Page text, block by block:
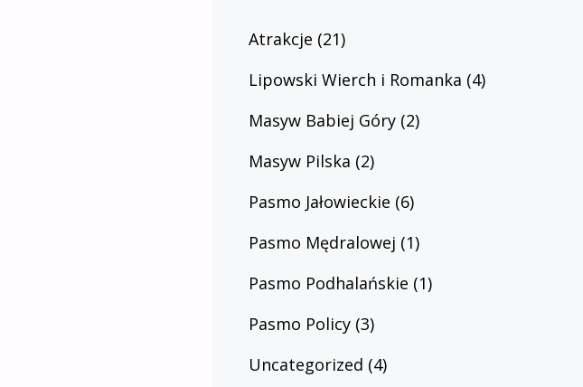
Atrakcje (21)
Lipowski Wierch i Romanka (4)
Masyw Babiej Góry (2)
Masyw Pilska (2)
Pasmo Jałowieckie (6)
Pasmo Mędralowej (1)
Pasmo Podhalańskie (1)
Pasmo Policy (3)
Uncategorized (4)